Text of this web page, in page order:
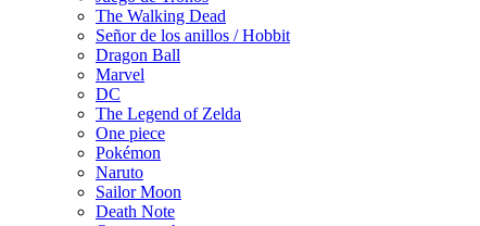
The Walking Dead
Señor de los anillos / Hobbit
Dragon Ball
Marvel
DC
The Legend of Zelda
One piece
Pokémon
Naruto
Sailor Moon
Death Note